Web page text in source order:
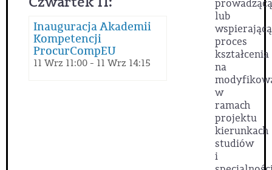
Inauguracja Akademii
Kompetencji
ProcurCompEU
11 Wrz 11:00 - 11 Wrz 14:15
prowadzącą
lub
wspierającą
proces
kształcenia
na
w
ramach
projektu
kierunkach
studiów
i